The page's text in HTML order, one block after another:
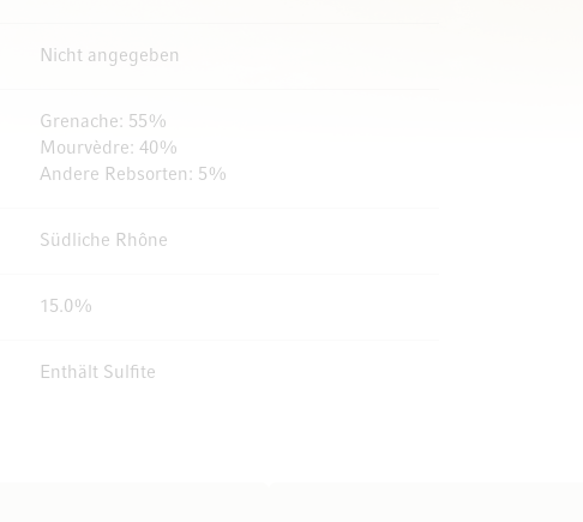
Nicht angegeben
Grenache: 55%
Mourvèdre: 40%
Andere Rebsorten: 5%
Südliche Rhône
15.0%
Enthält Sulfite